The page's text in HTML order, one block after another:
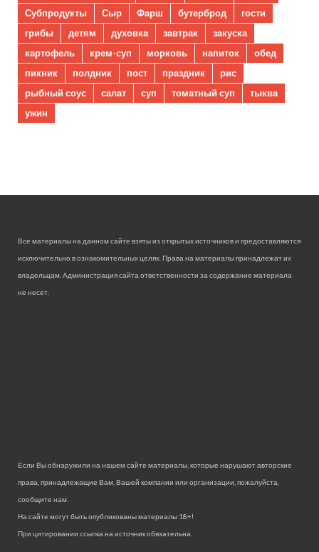
Субпродукты
Сыр Фарш бутерброд
гости
грибы
детям духовка завтрак
закуска
картофель
крем-суп морковь напиток
обед
пикник
полдник пост праздник
рис
рыбный соус
салат суп томатный суп
тыква
ужин
Все материалы на данном сайте взяты из открытых источников и предоставляются
исключительно в ознакомительных целях. Права на материалы принадлежат их
владельцам. Администрация сайта ответственности за содержание материала
не несет.
Если Вы обнаружили на нашем сайте материалы, которые нарушают авторские
права, принадлежащие Вам, Вашей компании или организации, пожалуйста,
сообщите нам.
На сайте могут быть опубликованы материалы 18+!
При цитировании ссылка на источник обязательна.